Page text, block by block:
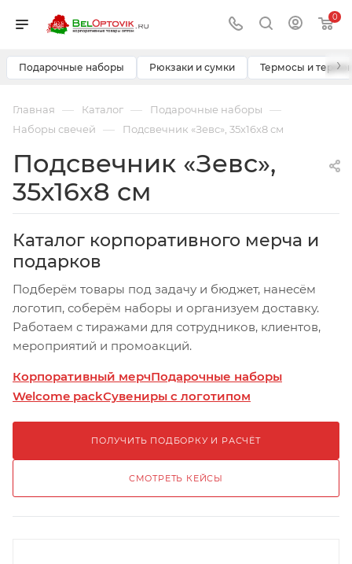
0
Подарочные наборы Рюкзаки и сумки Термосы и ›
Главная — Каталог — Подарочные наборы —
Наборы свечей — Подсвечник «Зевс», 35х16x8 см
Подсвечник «Зевс»,
35х16x8 см
Каталог корпоративного мерча и
подарков
Подберём товары под задачу и бюджет, нанесём
логотип, соберём наборы и организуем доставку.
Работаем с тиражами для сотрудников, клиентов,
мероприятий и промоакций.
Корпоративный мерчПодарочные наборы
Welcome packСувениры с логотипом
ПОЛУЧИТЬ ПОДБОРКУ И РАСЧЁТ
СМОТРЕТЬ КЕЙСЫ